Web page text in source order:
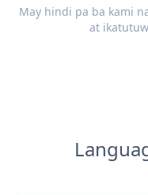
May hindi pa ba kami
at